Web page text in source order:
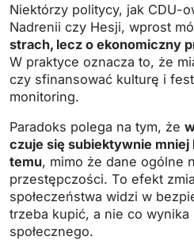
Niektórzy politycy, jak CDU-
Nadrenii czy Hesji, wprost
strach, lecz o ekonomiczny
W praktyce oznacza to, że
czy sfinansować kulturę i
monitoring.
Paradoks polega na tym, że
czuje się subiektywnie mniej
temu, mimo że dane ogólne
przestępczości. To efekt
społeczeństwa widzi w
trzeba kupić, a nie co wynika
społecznego.